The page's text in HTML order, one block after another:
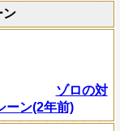
ン
ゾロの対
ーン(2年前)